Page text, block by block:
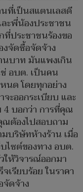
นที่เป็นสแตนเลสดี
ะพี่น้องประชาชน
ที่ประชาชนร้องขอ
งจัดซื้อจัดจ้าง
นบาท มันแพงเกิน
อบต. เป็นคน
นด โดยทุกอย่าง
ะออกระเบียบ และ
4 บอกว่า การที่คุณ
ณต้องไปสอบถาม
บริษัทห้างร้าน เมื่อ
ไซต์ของทาง อบต.
ให้วิจารณ์ออกมา
เรียบร้อย ในราคา
จัดจ้าง